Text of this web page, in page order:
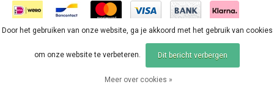
Door het gebruiken van onze website, ga je akkoord met het gebruik van cookies
om onze website te verbeteren. Dit bericht verbergen
Meer over cookies »